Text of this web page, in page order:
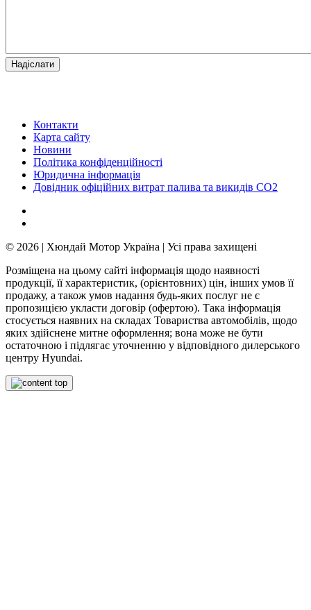
Контакти
Карта сайту
Новини
Політика конфіденційності
Юридична інформація
Довідник офіційних витрат палива та викидів СО2
© 2026 | Хюндай Мотор Україна | Усі права захищені
Розміщена на цьому сайті інформація щодо наявності
продукції, її характеристик, (орієнтовних) цін, інших умов її
продажу, а також умов надання будь-яких послуг не є
пропозицією укласти договір (офертою). Така інформація
стосується наявних на складах Товариства автомобілів, щодо
яких здійснене митне оформлення; вона може не бути
остаточною і підлягає уточненню у відповідного дилерського
центру Hyundai.